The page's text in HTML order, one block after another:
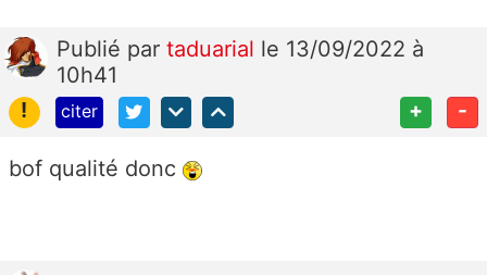
Publié par taduarial le 13/09/2022 à
10h41
!
citer + -
bof qualité donc